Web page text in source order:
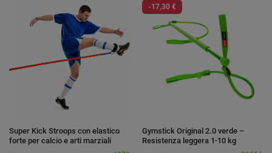
Super Kick Stroops con elastico
forte per calcio e arti marziali
-17,30 €
Gymstick Original 2.0 verde –
Resistenza leggera 1-10 kg